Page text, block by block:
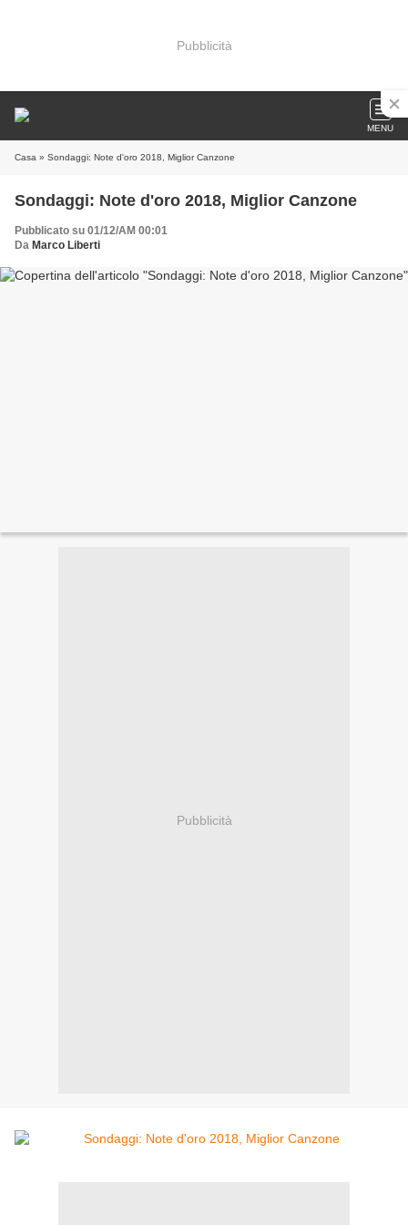
Pubblicità
MENU
Casa » Sondaggi: Note d'oro 2018, Miglior Canzone
Sondaggi: Note d'oro 2018, Miglior Canzone
Pubblicato su 01/12/AM 00:01
Da Marco Liberti
Pubblicità